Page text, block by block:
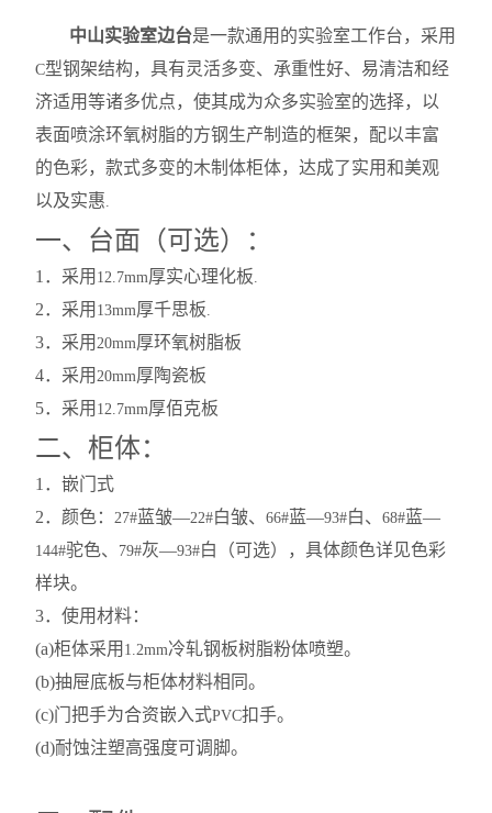
中山实验室边台是一款通用的实验室工作台，采用
C型钢架结构，具有灵活多变、承重性好、易清洁和经
济适用等诸多优点，使其成为众多实验室的选择，以
表面喷涂环氧树脂的方钢生产制造的框架，配以丰富
的色彩，款式多变的木制体柜体，达成了实用和美观
以及实惠.
一、台面（可选）：
1 ．采用 12.7mm厚实心理化板.
2．采用 13mm厚千思板.
3．采用 20mm厚环氧树脂板
4．采用 20mm厚陶瓷板
5．采用 12.7mm厚佰克板
二、柜体：
1 ．嵌门式
2．颜色： 27#蓝皱—22#白皱、66#蓝—93#白、68#蓝—
144#驼色、 79#灰—93#白（可选），具体颜色详见色彩
样块。
3．使用材料：
(a)柜体采用 1.2mm冷轧钢板树脂粉体喷塑。
(b)抽屉底板与柜体材料相同。
(c)门把手为合资嵌入式PVC扣手。
(d)耐蚀注塑高强度可调脚。